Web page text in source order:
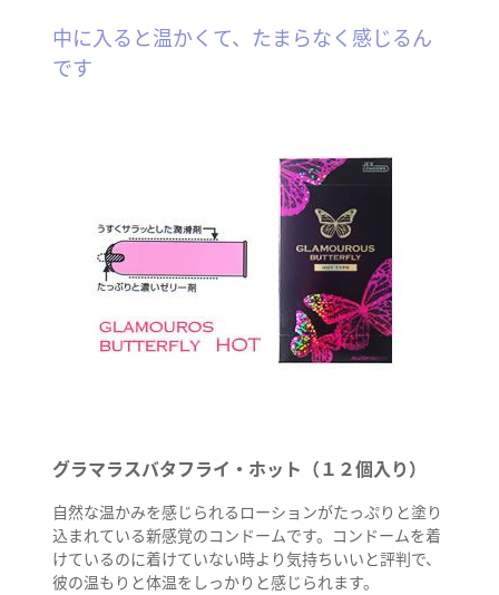
中に入ると温かくて、たまらなく感じるん
です
グラマラスバタフライ・ホット（１２個入り）
自然な温かみを感じられるローションがたっぷりと塗り
込まれている新感覚のコンドームです。コンドームを着
けているのに着けていない時より気持ちいいと評判で、
彼の温もりと体温をしっかりと感じられます。